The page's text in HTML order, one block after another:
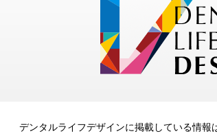
デンタルライフデザインに掲載している情報
家賃補助があると、自立した責任感のあ
ているというメッセージを伝えることがで
、「スタッフに休まれては困る」という
方が非常に多くなっています。このた